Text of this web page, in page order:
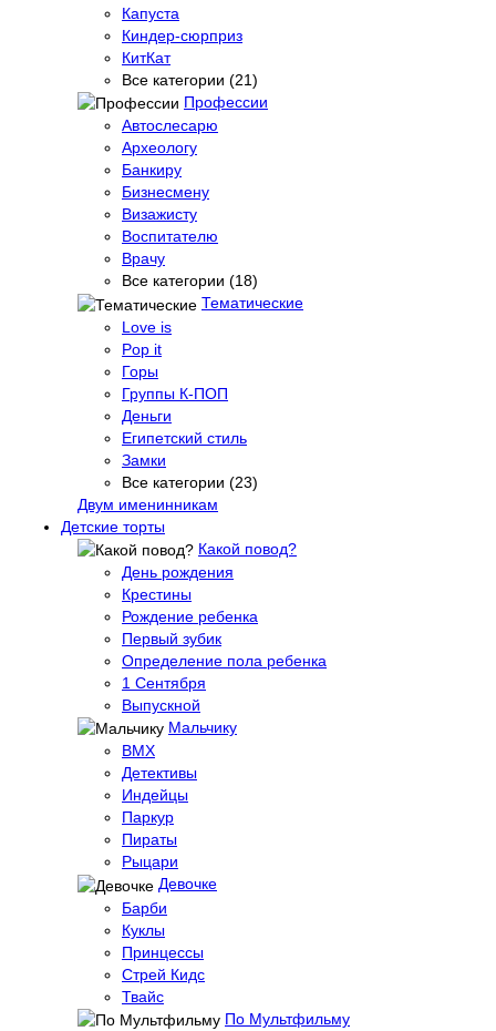
Капуста
Киндер-сюрприз
КитКат
Все категории (21)
Профессии
Автослесарю
Археологу
Банкиру
Бизнесмену
Визажисту
Воспитателю
Врачу
Все категории (18)
Тематические
Love is
Pop it
Горы
Группы К-ПОП
Деньги
Египетский стиль
Замки
Все категории (23)
Двум именинникам
Детские торты
Какой повод?
День рождения
Крестины
Рождение ребенка
Первый зубик
Определение пола ребенка
1 Сентября
Выпускной
Мальчику
BMX
Детективы
Индейцы
Паркур
Пираты
Рыцари
Девочке
Барби
Куклы
Принцессы
Стрей Кидс
Твайс
По Мультфильму